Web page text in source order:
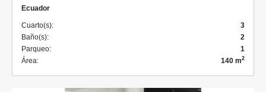
Ecuador
Cuarto(s):
3
Baño(s):
2
Parqueo:
1
Área:
140 m2